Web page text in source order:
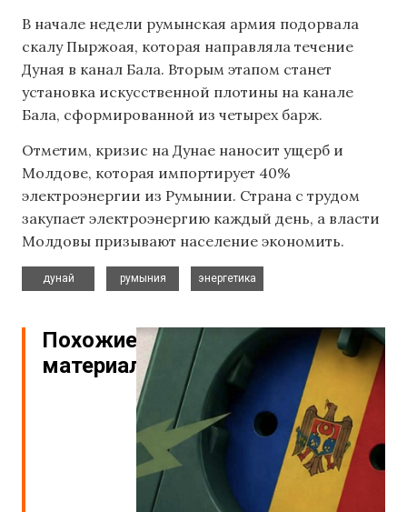
В начале недели румынская армия подорвала
скалу Пыржоая, которая направляла течение
Дуная в канал Бала. Вторым этапом станет
установка искусственной плотины на канале
Бала, сформированной из четырех барж.
Отметим, кризис на Дунае наносит ущерб и
Молдове, которая импортирует 40%
электроэнергии из Румынии. Страна с трудом
закупает электроэнергию каждый день, а власти
Молдовы призывают население экономить.
дунай
румыния
энергетика
Похожие
материалы